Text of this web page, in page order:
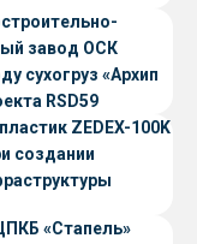
завод ОСК
сухогруз «Архип
RSD59
ZEDEX-100K
создании
«Стапель»